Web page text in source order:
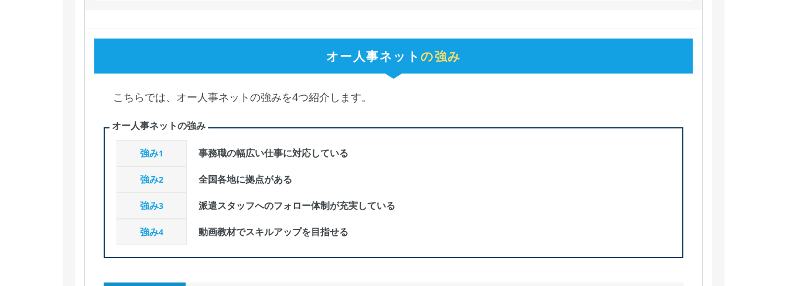
オー人事ネット の強み
こちらでは、オー人事ネットの強みを4つ紹介します。
オー人事ネットの強み
強み1 事務職の幅広い仕事に対応している
強み2 全国各地に拠点がある
強み3 派遣スタッフへのフォロー体制が充実している
強み4 動画教材でスキルアップを目指せる